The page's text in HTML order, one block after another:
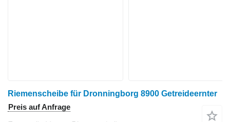
Riemenscheibe für Dronningborg 8900 Getreideernter
Preis auf Anfrage